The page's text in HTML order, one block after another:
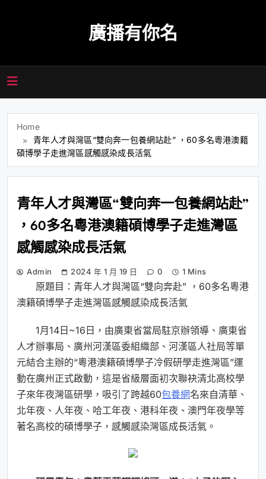
廣播有你名
Home
青年人才與灣區“雙向奔一包養網站赴” ，60多名粵港澳籍
碩博學子走進灣區感觸感染成長活氣
青年人才與灣區“雙向奔一包養網站赴”
，60多名粵港澳籍碩博學子走進灣區
感觸感染成長活氣
Admin 2024 年 1 月 19 日 0 1 Mins
原題目：青年人才與灣區“雙向奔赴” ，60多名粵港
澳籍碩博學子走進灣區感觸感染成長活氣
1月14日~16日，由廣東省當局駐京辦領導、廣東省
人才辦事局、廣州河漢區委組織部、河漢區人社局等單
元結合主辦的“粵港澳籍碩博學子冷假研學走進灣區”運
動在廣州正式啟動，這是省級層面初次聯袂清北高校學
子來年夜灣區研學，吸引了跨越60包養網名來自清華、
北年夜、人年夜、哈工年夜、港科年夜、澳門年夜學等
著名高校的碩博學子，感觸感染灣區成長活氣。